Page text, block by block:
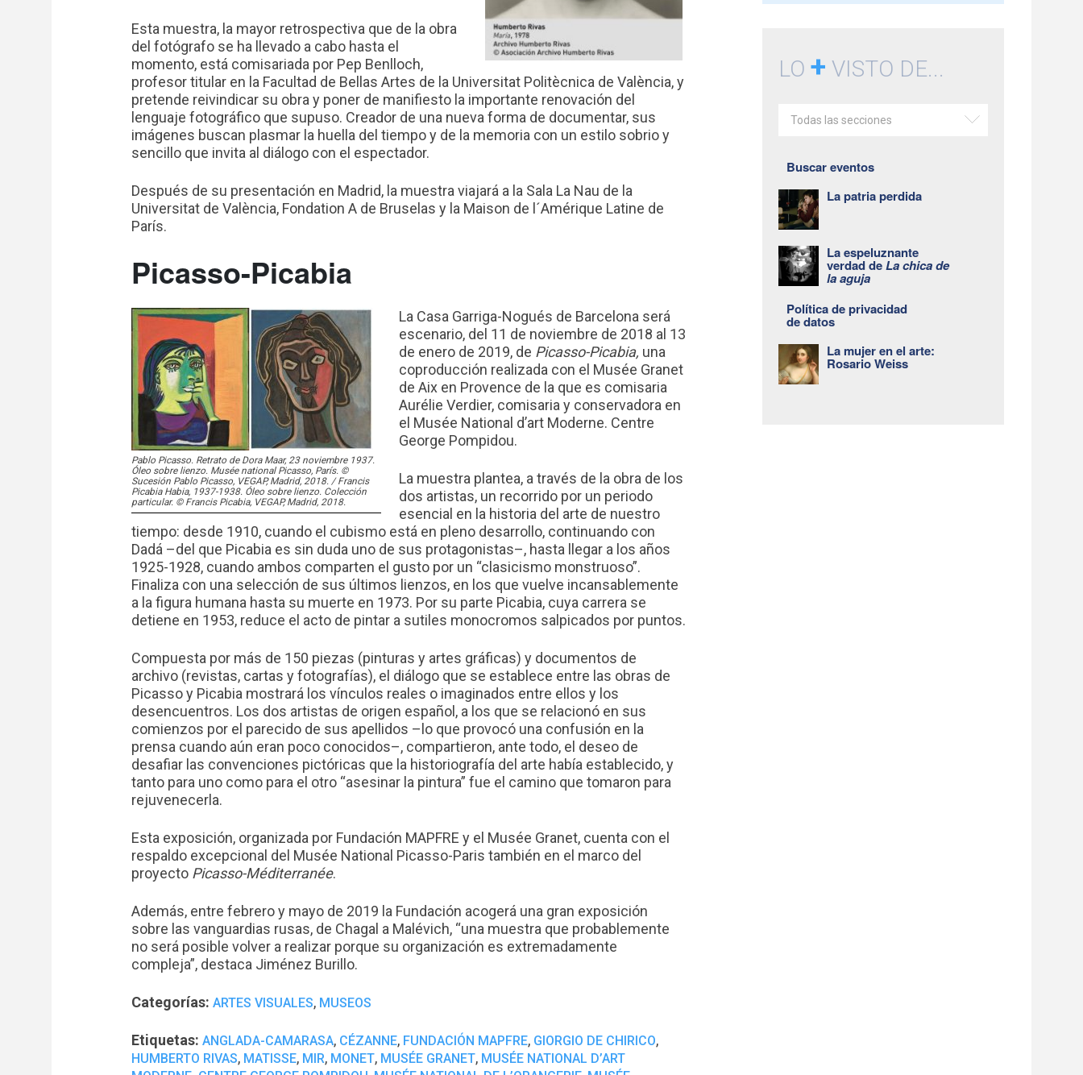
Esta muestra, la mayor retrospectiva que de la obra
del fotógrafo se ha llevado a cabo hasta el
momento, está comisariada por Pep Benlloch,
profesor titular en la Facultad de Bellas Artes de la Universitat Politècnica de València, y
pretende reivindicar su obra y poner de manifiesto la importante renovación del
lenguaje fotográfico que supuso. Creador de una nueva forma de documentar, sus
imágenes buscan plasmar la huella del tiempo y de la memoria con un estilo sobrio y
sencillo que invita al diálogo con el espectador.
Después de su presentación en Madrid, la muestra viajará a la Sala La Nau de la
Universitat de València, Fondation A de Bruselas y la Maison de l´Amérique Latine de
París.
Picasso-Picabia
Pablo Picasso. Retrato de Dora Maar, 23 noviembre 1937.
Óleo sobre lienzo. Musée national Picasso, París. ©
Sucesión Pablo Picasso, VEGAP, Madrid, 2018. / Francis
Picabia Habia, 1937-1938. Óleo sobre lienzo. Colección
particular. © Francis Picabia, VEGAP, Madrid, 2018.
La Casa Garriga-Nogués de Barcelona será
escenario, del 11 de noviembre de 2018 al 13
de enero de 2019, de Picasso-Picabia, una
coproducción realizada con el Musée Granet
de Aix en Provence de la que es comisaria
Aurélie Verdier, comisaria y conservadora en
el Musée National d’art Moderne. Centre
George Pompidou.
La muestra plantea, a través de la obra de los
dos artistas, un recorrido por un periodo
esencial en la historia del arte de nuestro
tiempo: desde 1910, cuando el cubismo está en pleno desarrollo, continuando con
Dadá –del que Picabia es sin duda uno de sus protagonistas–, hasta llegar a los años
1925-1928, cuando ambos comparten el gusto por un “clasicismo monstruoso”.
Finaliza con una selección de sus últimos lienzos, en los que vuelve incansablemente
a la figura humana hasta su muerte en 1973. Por su parte Picabia, cuya carrera se
detiene en 1953, reduce el acto de pintar a sutiles monocromos salpicados por puntos.
Compuesta por más de 150 piezas (pinturas y artes gráficas) y documentos de
archivo (revistas, cartas y fotografías), el diálogo que se establece entre las obras de
Picasso y Picabia mostrará los vínculos reales o imaginados entre ellos y los
desencuentros. Los dos artistas de origen español, a los que se relacionó en sus
comienzos por el parecido de sus apellidos –lo que provocó una confusión en la
prensa cuando aún eran poco conocidos–, compartieron, ante todo, el deseo de
desafiar las convenciones pictóricas que la historiografía del arte había establecido, y
tanto para uno como para el otro “asesinar la pintura” fue el camino que tomaron para
rejuvenecerla.
Esta exposición, organizada por Fundación MAPFRE y el Musée Granet, cuenta con el
respaldo excepcional del Musée National Picasso-Paris también en el marco del
proyecto Picasso-Méditerranée.
Además, entre febrero y mayo de 2019 la Fundación acogerá una gran exposición
sobre las vanguardias rusas, de Chagal a Malévich, “una muestra que probablemente
no será posible volver a realizar porque su organización es extremadamente
compleja”, destaca Jiménez Burillo.
Categorías: ARTES VISUALES, MUSEOS
Etiquetas: ANGLADA-CAMARASA, CÉZANNE, FUNDACIÓN MAPFRE, GIORGIO DE CHIRICO,
HUMBERTO RIVAS, MATISSE, MIR, MONET, MUSÉE GRANET, MUSÉE NATIONAL D’ART
LO+ VISTO DE...
Todas las secciones
Buscar eventos
La patria perdida
La espeluznante
verdad deLa chica de
la aguja
Política de privacidad
de datos
La mujer en el arte:
Rosario Weiss